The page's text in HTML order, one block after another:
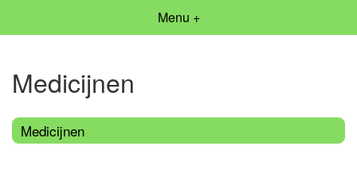
Menu +
Medicijnen
Medicijnen